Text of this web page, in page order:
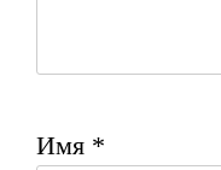
Имя *